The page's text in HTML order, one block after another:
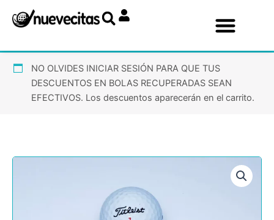
NO OLVIDES INICIAR SESIÓN PARA QUE TUS
DESCUENTOS EN BOLAS RECUPERADAS SEAN
EFECTIVOS. Los descuentos aparecerán en el carrito.